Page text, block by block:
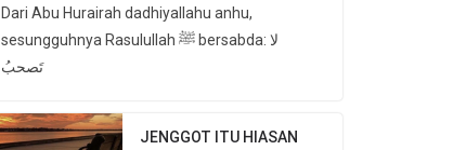
Dari Abu Hurairah dadhiyallahu anhu,
sesungguhnya Rasulullah ﷺ bersabda: لا
تَصحبُ
JENGGOT ITU HIASAN